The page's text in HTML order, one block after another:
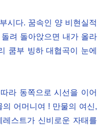
시다. 꿈속인 양 비현실적
려 돌아앉으면 내가 올라
쿰부 빙하 대협곡이 눈에
라 동쪽으로 시선을 이어
어머니여 ! 만물의 여신,
스트가 신비로운 자태를